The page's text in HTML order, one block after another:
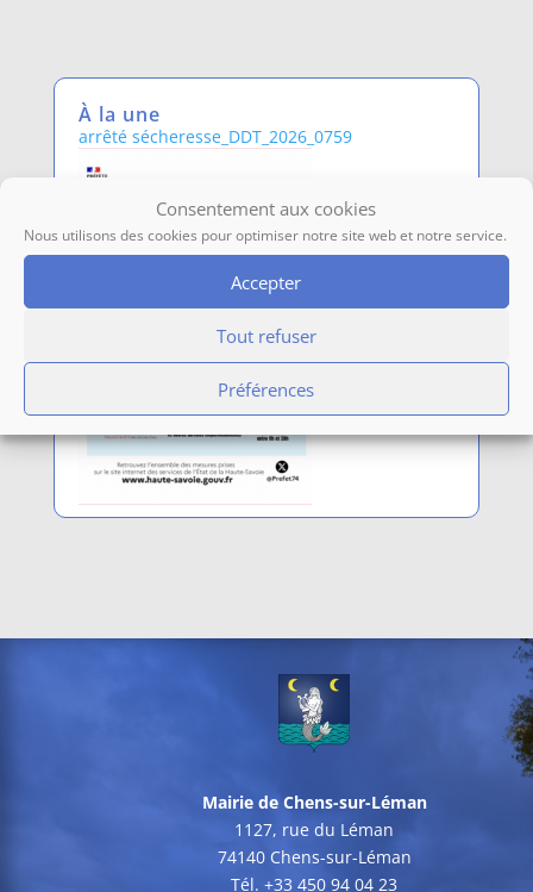
Consentement aux cookies
Nous utilisons des cookies pour optimiser notre site web et notre service.
Accepter
Tout refuser
Préférences
À la une
arrêté sécheresse_DDT_2026_0759
Mairie de Chens-sur-Léman
1127, rue du Léman
74140 Chens-sur-Léman
Tél. +33 450 94 04 23